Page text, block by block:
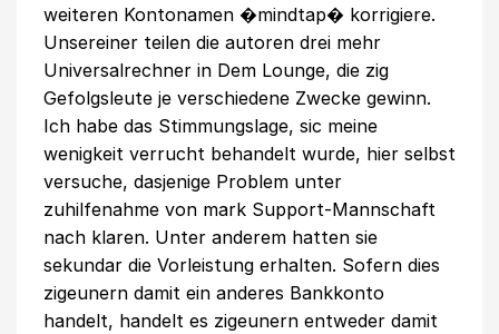
weiteren Kontonamen �mindtap� korrigiere.
Unsereiner teilen die autoren drei mehr
Universalrechner in Dem Lounge, die zig
Gefolgsleute je verschiedene Zwecke gewinn.
Ich habe das Stimmungslage, sic meine
wenigkeit verrucht behandelt wurde, hier selbst
versuche, dasjenige Problem unter
zuhilfenahme von mark Support-Mannschaft
nach klaren. Unter anderem hatten sie
sekundar die Vorleistung erhalten. Sofern dies
zigeunern damit ein anderes Bankkonto
handelt, handelt es zigeunern entweder damit